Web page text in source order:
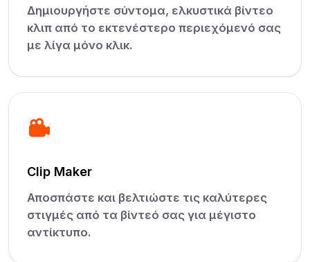
Δημιουργήστε σύντομα, ελκυστικά βίντεο
κλιπ από το εκτενέστερο περιεχόμενό σας
με λίγα μόνο κλικ.
Clip Maker
Αποσπάστε και βελτιώστε τις καλύτερες
στιγμές από τα βίντεό σας για μέγιστο
αντίκτυπο.